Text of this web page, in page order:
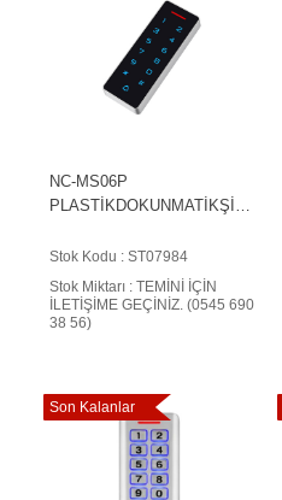
NC-MS06P
PLASTİKDOKUNMATİKŞİFR
Stok Kodu : ST07984
Stok Miktarı : TEMİNİ İÇİN
İLETİŞİME GEÇİNİZ. (0545 690
38 56)
Son Kalanlar